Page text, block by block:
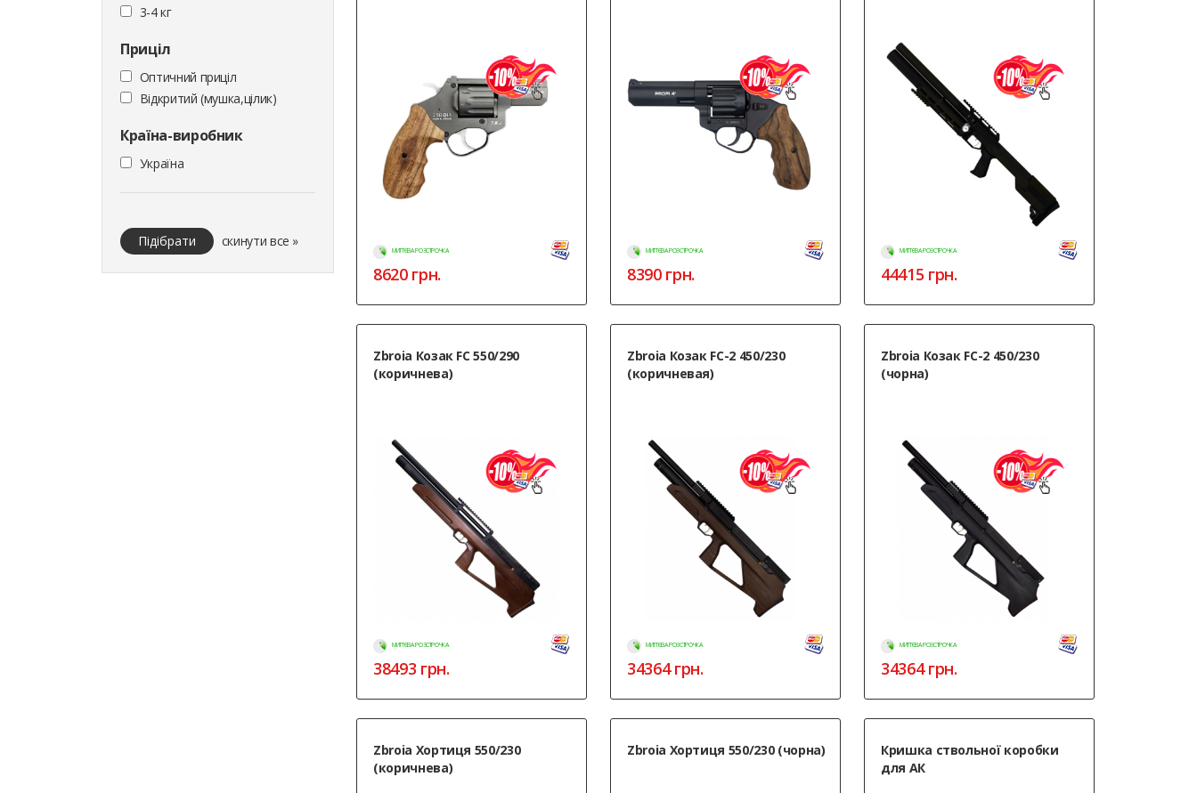
3-4 кг
Приціл
Оптичний приціл
Відкритий (мушка,цілик)
Країна-виробник
Україна
Підібрати скинути все »
МИТТЄВА РОЗСТРОЧКА
8620грн.
МИТТЄВА РОЗСТРОЧКА
8390грн.
МИТТЄВА РОЗСТРОЧКА
44415 грн.
Zbroia Козак FC 550/290
(коричнева)
МИТТЄВА РОЗСТРОЧКА
38493 грн.
Zbroia Козак FC-2 450/230
(коричневая)
МИТТЄВА РОЗСТРОЧКА
34364грн.
Zbroia Козак FC-2 450/230
(чорна)
МИТТЄВА РОЗСТРОЧКА
34364грн.
Zbroia Хортиця 550/230
(коричнева)
Zbroia Хортиця 550/230 (чорна)
Кришка ствольної коробки
для АК